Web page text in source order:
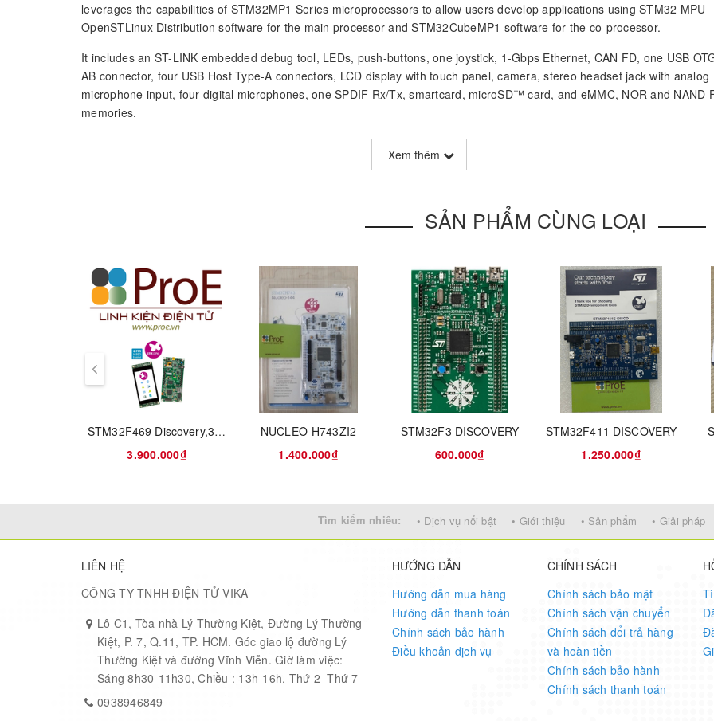
leverages the capabilities of STM32MP1 Series microprocessors to allow users develop applications using STM32 MPU
OpenSTLinux Distribution software for the main processor and STM32CubeMP1 software for the co-processor.
It includes an ST-LINK embedded debug tool, LEDs, push-buttons, one joystick, 1-Gbps Ethernet, CAN FD, one USB
AB connector, four USB Host Type-A connectors, LCD display with touch panel, camera, stereo headset jack with analog
microphone input, four digital microphones, one SPDIF Rx/Tx, smartcard, microSD™ card, and eMMC, NOR and NAND
memories.
-A7 800 MHz 32 bits + Cortex®-M4 32 bits MPU in LFBGA448
2 × 4-Gbit DDR3L, 16 bits, 533 MHz
2 × 512-Mbit Quad-SPI Flash memory
32-Gbit eMMC v5.0
8-Gbit SLC NAND, 8 bits, 8-bit ECC, 4-KB PS
1-Gbit/s Ethernet (RGMII) compliant with IEEE-802.3ab
USB Host 4-port hub
USB OTG HS
CAN FD
5-megapixel, 8-bit camera
4 × ST-MEMS digital microphones
Smartcard
microSD™ card
2 user LEDs
2 user and reset push-buttons, 1 wake-up button
4-direction joystick with selection button
Xem thêm
SẢN PHẨM CÙNG LOẠI
STM32F469 Discovery,32F469IDISCOVERY-Discovery kit with STM32F469NI MCU
3.900.000₫
NUCLEO-H743ZI2
1.400.000₫
STM32F3 DISCOVERY
600.000₫
STM32F411 DISCOVERY
1.250.000₫
prev
Tìm kiếm nhiều: • Dịch vụ nổi bật • Giới thiệu • Sản phẩm • Giải pháp
LIÊN HỆ
CÔNG TY TNHH ĐIỆN TỬ VIKA
Lô C1, Tòa nhà Lý Thường Kiệt, Đường Lý Thường
Kiệt, P. 7, Q.11, TP. HCM. Góc giao lộ đường Lý
Thường Kiệt và đường Vĩnh Viễn. Giờ làm việc:
Sáng 8h30-11h30, Chiều : 13h-16h, Thứ 2 -Thứ 7
0938946849
HƯỚNG DẪN
Hướng dẫn mua hàng
Hướng dẫn thanh toán
Chính sách bảo hành
Điều khoản dịch vụ
CHÍNH SÁCH
Chính sách bảo mật
Chính sách vận chuyển
Chính sách đổi trả hàng
và hoàn tiền
Chính sách bảo hành
Chính sách thanh toán